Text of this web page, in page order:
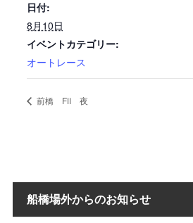
日付:
8月10日
イベントカテゴリー:
オートレース
前橋 FⅡ 夜
船橋場外からのお知らせ